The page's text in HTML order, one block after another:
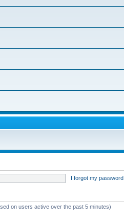
I forgot my password
on users active over the past 5 minutes)